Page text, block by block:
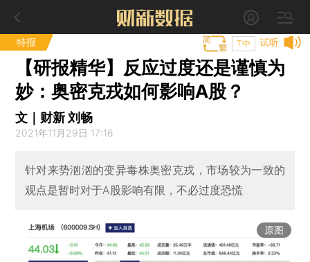
特报 试听
T中
【研报精华】反应过度还是谨慎为
妙：奥密克戎如何影响A股？
文｜财新 刘畅
2021年11月29日 17:16
针对来势汹汹的变异毒株奥密克戎，市场较为一致的
观点是暂时对于A股影响有限，不必过度恐慌
原图